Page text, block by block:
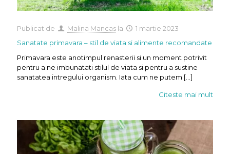
Publicat de Malina Mancas la
1 martie 2023
Sanatate primavara – stil de viata si alimente recomandate
Primavara este anotimpul renasterii si un moment potrivit
pentru a ne imbunatati stilul de viata si pentru a sustine
sanatatea intregului organism. Iata cum ne putem […]
Citeste mai mult